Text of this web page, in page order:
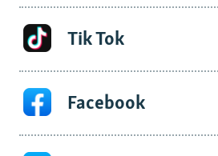
Tik Tok
Facebook